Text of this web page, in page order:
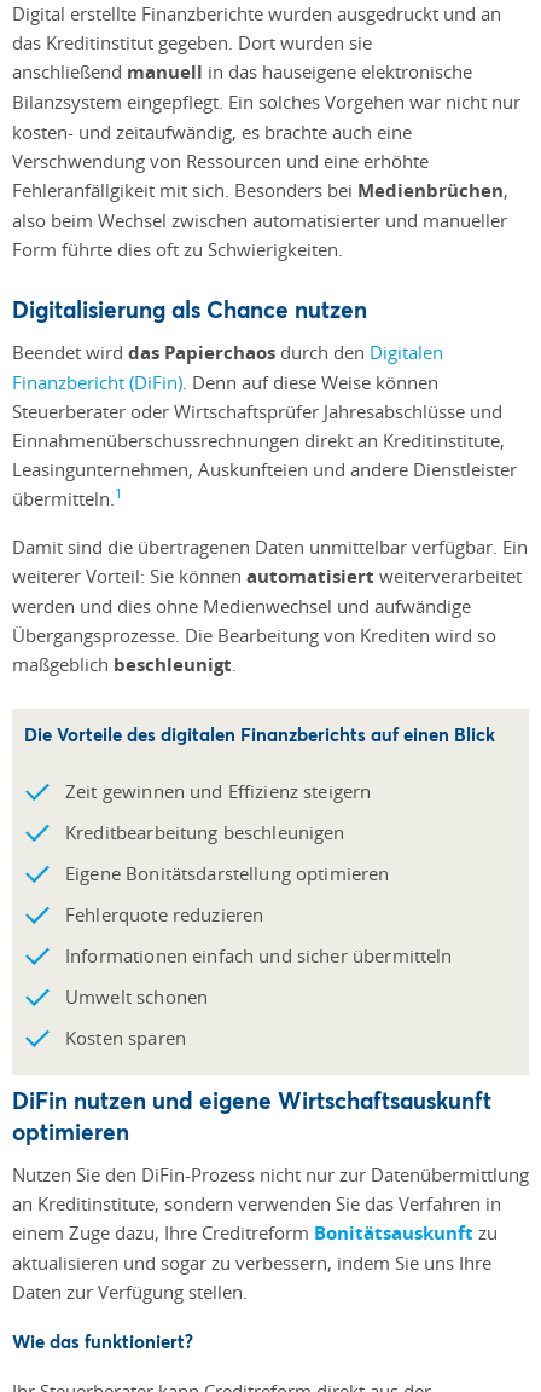
Digital erstellte Finanzberichte wurden ausgedruckt und an
das Kreditinstitut gegeben. Dort wurden sie
anschließend manuell in das hauseigene elektronische
Bilanzsystem eingepflegt. Ein solches Vorgehen war nicht nur
kosten- und zeitaufwändig, es brachte auch eine
Verschwendung von Ressourcen und eine erhöhte
Fehleranfällgikeit mit sich. Besonders bei Medienbrüchen,
also beim Wechsel zwischen automatisierter und manueller
Form führte dies oft zu Schwierigkeiten.
Digitalisierung als Chance nutzen
Beendet wird das Papierchaos durch den Digitalen
Finanzbericht (DiFin) . Denn auf diese Weise können
Steuerberater oder Wirtschaftsprüfer Jahresabschlüsse und
Einnahmenüberschussrechnungen direkt an Kreditinstitute,
Leasingunternehmen, Auskunfteien und andere Dienstleister
übermitteln. 1
Damit sind die übertragenen Daten unmittelbar verfügbar. Ein
weiterer Vorteil: Sie können automatisiert weiterverarbeitet
werden und dies ohne Medienwechsel und aufwändige
Übergangsprozesse. Die Bearbeitung von Krediten wird so
maßgeblich beschleunigt
Die Vorteile des digitalen Finanzberichts auf einen Blick
Zeit gewinnen und Effizienz steigern
Kreditbearbeitung beschleunigen
Eigene Bonitätsdarstellung optimieren
Fehlerquote reduzieren
Informationen einfach und sicher übermitteln
Umwelt schonen
Kosten sparen
DiFin nutzen und eigene Wirtschaftsauskunft
optimieren
Nutzen Sie den DiFin-Prozess nicht nur zur Datenübermittlung
an Kreditinstitute, sondern verwenden Sie das Verfahren in
einem Zuge dazu, Ihre Creditreform Bonitätsauskunft zu
aktualisieren und sogar zu verbessern, indem Sie uns Ihre
Daten zur Verfügung stellen.
Wie das funktioniert?